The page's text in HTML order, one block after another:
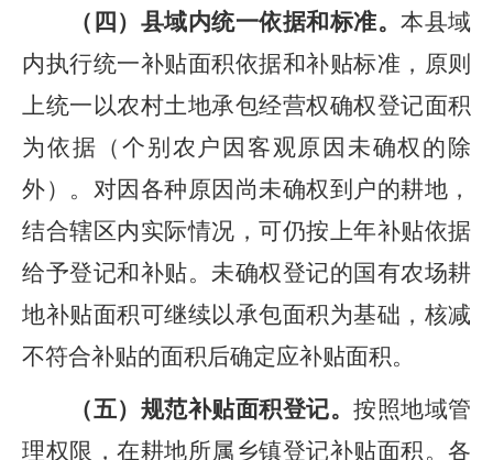
（ 四 ） 县域内统一依据和标准。 本县域
内执行统一补贴面积依据和补贴标准， 原则
上统一以农村土地承包经营权确权登记面积
为依据 （个别农户因客观原因未确权的除
外） 。对因各种原因尚未确权到户的耕地，
结合辖区内实际情况， 可仍按上年补贴依据
给予登记和补贴。 未确权登记的国有农场耕
地补贴面积可继续以承包面积为基础，核减
不符合补贴的面积后确定应补贴面积。
（五） 规范补贴面积登记。 按照地域管
理权限，在耕地所属 乡镇登记补贴面积。 各